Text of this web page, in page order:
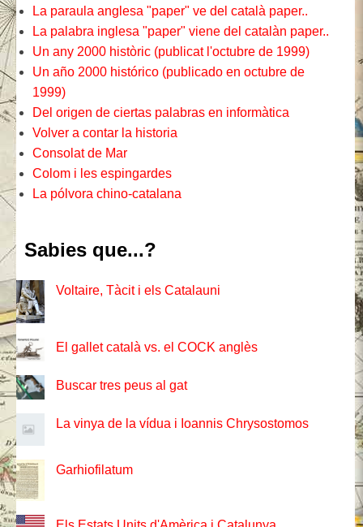
La paraula anglesa "paper" ve del català paper..
La palabra inglesa "paper" viene del catalàn paper..
Un any 2000 històric (publicat l'octubre de 1999)
Un año 2000 histórico (publicado en octubre de
1999)
Del origen de ciertas palabras en informàtica
Volver a contar la historia
Consolat de Mar
Colom i les espingardes
La pólvora chino-catalana
Sabies que...?
Voltaire, Tàcit i els Catalauni
El gallet català vs. el COCK anglès
Buscar tres peus al gat
La vinya de la vídua i Ioannis Chrysostomos
Garhiofilatum